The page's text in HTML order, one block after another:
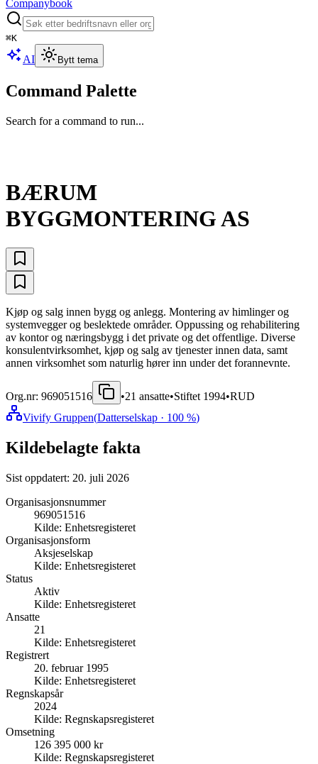
Companybook
⌘K
AI Bytt tema
Command Palette
Search for a command to run...
BÆRUM
BYGGMONTERING AS
Kjøp og salg innen bygg og anlegg. Montering av himlinger og
systemvegger og beslektede områder. Oppussing og rehabilitering
av kontor og næringsbygg i det private og det offentlige. Diverse
konsulentvirksomhet, kjøp og salg av tjenester innen data, samt
annen virksomhet som naturlig hører inn under det forannevnte.
Org.nr: 969051516 •21 ansatte•Stiftet 1994•RUD
Vivify Gruppen(Datterselskap · 100 %)
Kildebelagte fakta
Sist oppdatert: 20. juli 2026
Organisasjonsnummer
969051516
Kilde: Enhetsregisteret
Organisasjonsform
Aksjeselskap
Kilde: Enhetsregisteret
Status
Aktiv
Kilde: Enhetsregisteret
Ansatte
21
Kilde: Enhetsregisteret
Registrert
20. februar 1995
Kilde: Enhetsregisteret
Regnskapsår
2024
Kilde: Regnskapsregisteret
Omsetning
126 395 000 kr
Kilde: Regnskapsregisteret